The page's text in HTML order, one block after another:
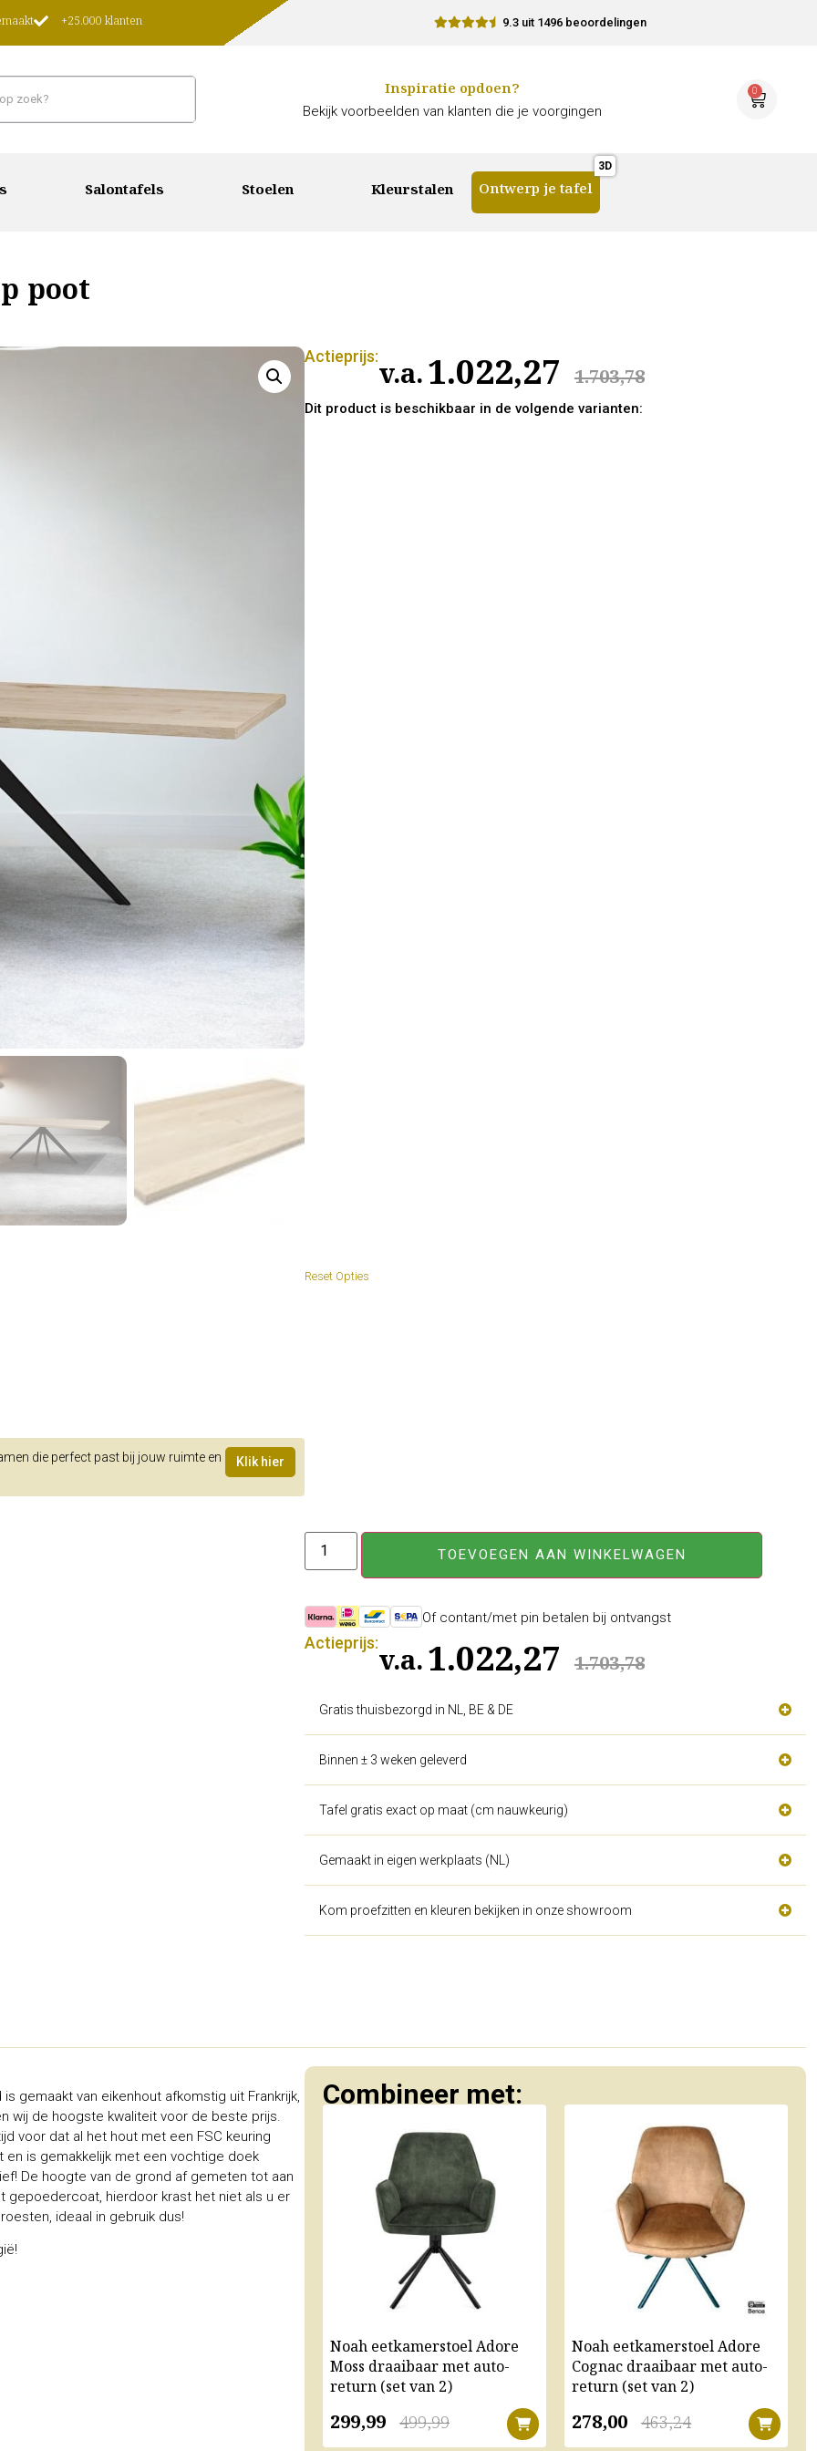
+25.000 klanten 9.3 uit 1496 beoordelingen
Inspiratie opdoen?
Bekijk voorbeelden van klanten die je voorgingen
0
Salontafels Stoelen Kleurstalen Ontwerp je tafel
poot
die perfect past bij jouw ruimte en Klik hier
Actieprijs:
v.a. 1.703,78
1.022,27
Dit product is beschikbaar in de volgende varianten:
TOEVOEGEN AAN WINKELWAGEN
Of contant/met pin betalen bij ontvangst
Actieprijs:
v.a. 1.703,78
1.022,27
Gratis thuisbezorgd in NL, BE & DE
Binnen ± 3 weken geleverd
Tafel gratis exact op maat (cm nauwkeurig)
Gemaakt in eigen werkplaats (NL)
Kom proefzitten en kleuren bekijken in onze showroom
gemaakt van eikenhout afkomstig uit Frankrijk,
wij de hoogste kwaliteit voor de beste prijs.
voor dat al het hout met een FSC keuring
is gemakkelijk met een vochtige doek
De hoogte van de grond af gemeten tot aan
gepoedercoat, hierdoor krast het niet als u er
ideaal in gebruik dus!
Combineer met:
Noah eetkamerstoel Adore
Moss draaibaar met auto-
return (set van 2)
499,99
299,99
Noah eetkamerstoel Adore
Cognac draaibaar met auto-
return (set van 2)
463,24
278,00